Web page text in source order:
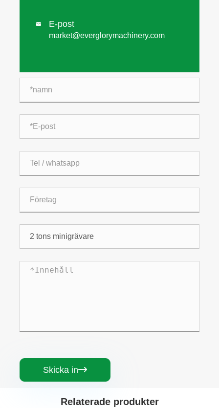
 E-post
market@everglorymachinery.com
Skicka in
Relaterade produkter